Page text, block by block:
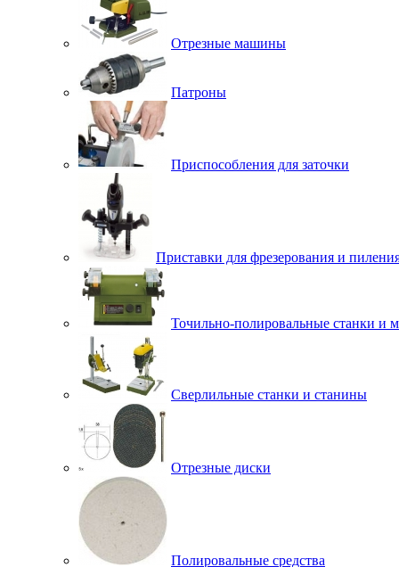
Отрезные машины
Патроны
Приспособления для заточки
Приставки для фрезерования и
Точильно-полировальные станки и
Сверлильные станки и станины
Отрезные диски
Полировальные средства